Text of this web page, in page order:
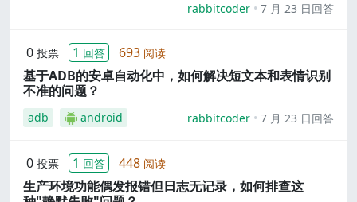
rabbitcoder
7 月 23 日回答
0 投票 1 回答 693 阅读
基于ADB的安卓自动化中，如何解决短文本和表情识别
不准的问题？
adb android rabbitcoder 7 月 23 日回答
0 投票 1 回答 448 阅读
生产环境功能偶发报错但日志无记录，如何排查这